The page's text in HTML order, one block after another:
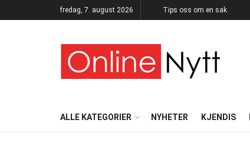
fredag, 7. august 2026 Tips oss om en sak
ALLE KATEGORIER NYHETER KJENDIS